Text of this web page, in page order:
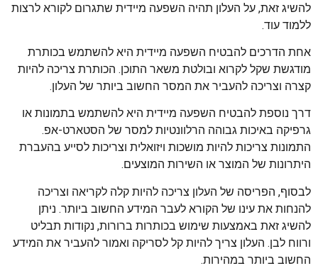
להשיג זאת, על העלון תהיה השפעה מיידית שתגרום לקורא לרצות
ללמוד עוד.
אחת הדרכים להבטיח השפעה מיידית היא להשתמש בכותרת
מודגשת שקל לקרוא ובולטת משאר התוכן. הכותרת צריכה להיות
קצרה וצריכה להעביר את המסר החשוב ביותר של העלון.
דרך נוספת להבטיח השפעה מיידית היא להשתמש בתמונות או
גרפיקה באיכות גבוהה הרלוונטיות למסר של הסטארט-אפ.
התמונות צריכות להיות מושכות ויזואלית וצריכות לסייע בהעברת
היתרונות של המוצר או השירות המוצעים.
לבסוף, הפריסה של העלון צריכה להיות קלה לקריאה וצריכה
להנחות את עינו של הקורא לעבר המידע החשוב ביותר. ניתן
להשיג זאת באמצעות שימוש בכותרות ברורות, נקודות תבליט
ורווח לבן. העלון צריך להיות קל לסריקה ואמור להעביר את המידע
החשוב ביותר במהירות.